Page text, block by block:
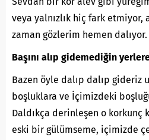
veya yalnızlık hiç fark etmiyor,
zaman gözlerim hemen dalıyor.
Başını alıp gidemediğin
Bazen öyle dalıp dalıp gideriz
boşluklara ve İçimizdeki
Daldıkça derinleşen o korkunç
eski bir gülümseme, içimizde